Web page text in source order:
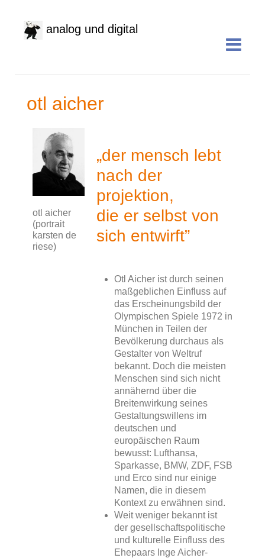
analog und digital
otl aicher
otl aicher
(portrait
karsten de
riese)
„der mensch lebt
nach der
projektion,
die er selbst von
sich entwirft”
Otl Aicher ist durch seinen
maßgeblichen Einfluss auf
das Erscheinungsbild der
Olympischen Spiele 1972 in
München in Teilen der
Bevölkerung durchaus als
Gestalter von Weltruf
bekannt. Doch die meisten
Menschen sind sich nicht
annähernd über die
Breitenwirkung seines
Gestaltungswillens im
deutschen und
europäischen Raum
bewusst: Lufthansa,
Sparkasse, BMW, ZDF, FSB
und Erco sind nur einige
Namen, die in diesem
Kontext zu erwähnen sind.
Weit weniger bekannt ist
der gesellschaftspolitische
und kulturelle Einfluss des
Ehepaars Inge Aicher-